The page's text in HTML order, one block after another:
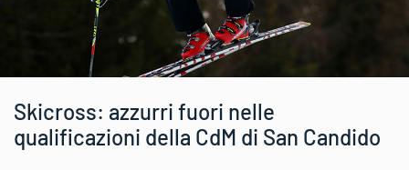
Skicross: azzurri fuori nelle
qualificazioni della CdM di San Candido